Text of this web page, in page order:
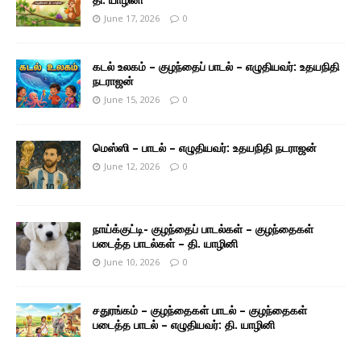
June 17, 2026 0
கடல் உலகம் – குழந்தைப் பாடல் – எழுதியவர்: உதயநிதி
நடராஜன்
June 15, 2026 0
மெஸ்ஸி – பாடல் – எழுதியவர்: உதயநிதி நடராஜன்
June 12, 2026 0
நாய்க்குட்டி- குழந்தைப் பாடல்கள் – குழந்தைகள்
படைத்த பாடல்கள் – தி. யாழினி
June 10, 2026 0
சதுரங்கம் – குழந்தைகள் பாடல் – குழந்தைகள்
படைத்த பாடல் – எழுதியவர்: தி. யாழினி